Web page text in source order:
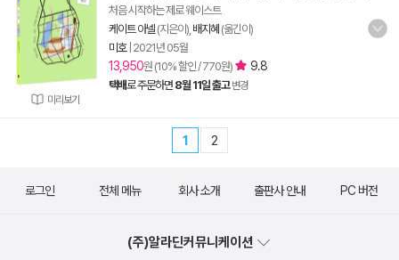
미리보기
처음 시작하는 제로 웨이스트
케이트 아넬 (지은이), 배지혜 (옮긴이)
미호| 2021년 05월
13,950원 (10% 할인 / 770원) 9.8
택배로 주문하면 8월 11일 출고 변경
1 2
로그인 전체 메뉴 회사 소개 출판사 안내 PC 버전
(주)알라딘커뮤니케이션